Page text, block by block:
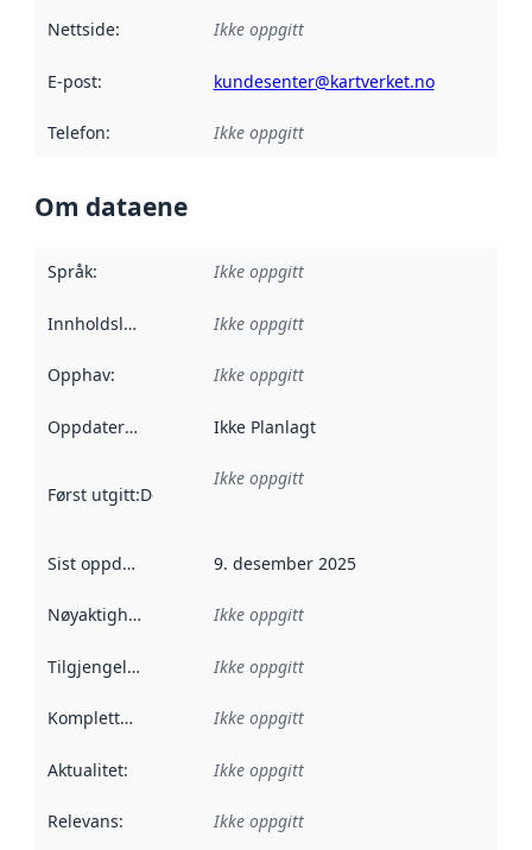
Nettside: Ikke oppgitt
E-post: kundesenter@kartverket.no
Telefon: Ikke oppgitt
Om dataene
Språk: Ikke oppgitt
Innholdsleverandører :
Ikke oppgitt
Opphav: Ikke oppgitt
Oppdateringsfrekvens :
Ikke Planlagt
Først utgitt:Denne datoen sier når dataene i dette
Ikke oppgitt
Sist oppdatert 9. desember 2025
Nøyaktighet Ikke oppgitt
Tilgjengelighet Ikke oppgitt
Kompletthet Ikke oppgitt
Aktualitet: Ikke oppgitt
Relevans: Ikke oppgitt